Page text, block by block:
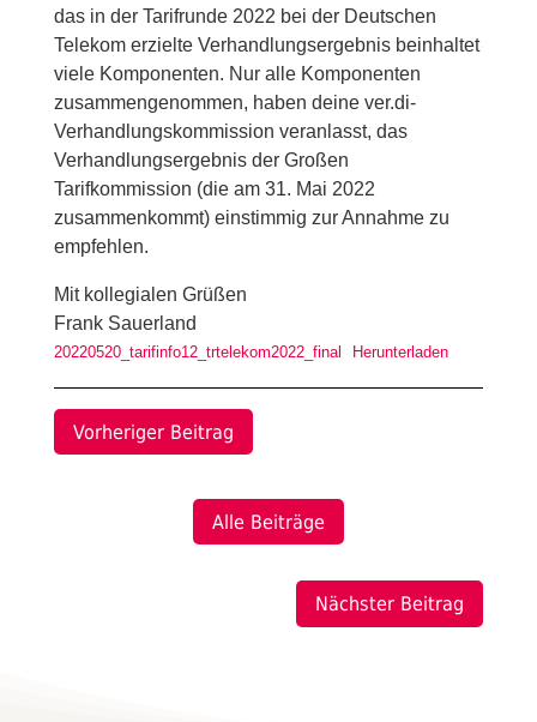
das in der Tarifrunde 2022 bei der Deutschen
Telekom erzielte Verhandlungsergebnis beinhaltet
viele Komponenten. Nur alle Komponenten
zusammengenommen, haben deine ver.di-
Verhandlungskommission veranlasst, das
Verhandlungsergebnis der Großen
Tarifkommission (die am 31. Mai 2022
zusammenkommt) einstimmig zur Annahme zu
empfehlen.
Mit kollegialen Grüßen
Frank Sauerland
20220520_tarifinfo12_trtelekom2022_final Herunterladen
Vorheriger Beitrag
Alle Beiträge
Nächster Beitrag